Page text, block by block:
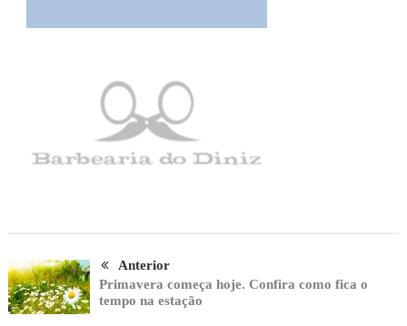
Anterior
Primavera começa hoje. Confira como fica o
tempo na estação